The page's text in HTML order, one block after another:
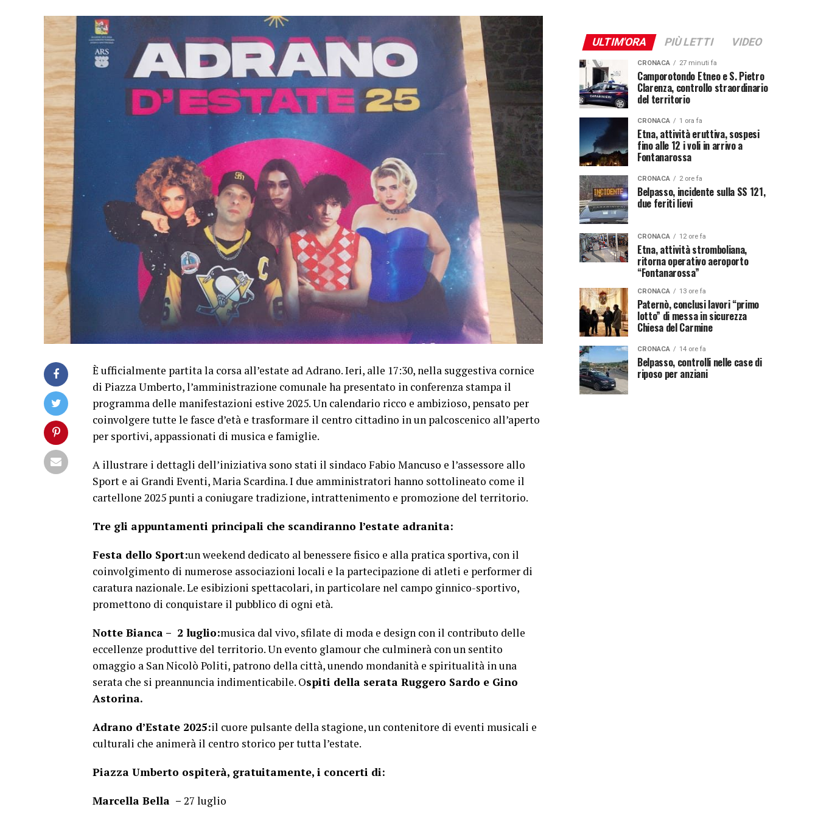
È ufficialmente partita la corsa all’estate ad Adrano. Ieri, alle 17:30, nella suggestiva cornice
di Piazza Umberto, l’amministrazione comunale ha presentato in conferenza stampa il
programma delle manifestazioni estive 2025. Un calendario ricco e ambizioso, pensato per
coinvolgere tutte le fasce d’età e trasformare il centro cittadino in un palcoscenico all’aperto
per sportivi, appassionati di musica e famiglie.
A illustrare i dettagli dell’iniziativa sono stati il sindaco Fabio Mancuso e l’assessore allo
Sport e ai Grandi Eventi, Maria Scardina. I due amministratori hanno sottolineato come il
cartellone 2025 punti a coniugare tradizione, intrattenimento e promozione del territorio.
Tre gli appuntamenti principali che scandiranno l’estate adranita:
Festa dello Sport:un weekend dedicato al benessere fisico e alla pratica sportiva, con il
coinvolgimento di numerose associazioni locali e la partecipazione di atleti e performer di
caratura nazionale. Le esibizioni spettacolari, in particolare nel campo ginnico-sportivo,
promettono di conquistare il pubblico di ogni età.
Notte Bianca – 2 luglio:musica dal vivo, sfilate di moda e design con il contributo delle
eccellenze produttive del territorio. Un evento glamour che culminerà con un sentito
omaggio a San Nicolò Politi, patrono della città, unendo mondanità e spiritualità in una
serata che si preannuncia indimenticabile. Ospiti della serata Ruggero Sardo e Gino
Astorina.
Adrano d’Estate 2025:il cuore pulsante della stagione, un contenitore di eventi musicali e
culturali che animerà il centro storico per tutta l’estate.
Piazza Umberto ospiterà, gratuitamente, i concerti di:
Marcella Bella – 27 luglio
ULTIM'ORA PIÙ LETTI VIDEO
CRONACA 27 minuti fa
Camporotondo Etneo e S. Pietro
Clarenza, controllo straordinario
del territorio
CRONACA 1 ora fa
Etna, attività eruttiva, sospesi
fino alle 12 i voli in arrivo a
Fontanarossa
CRONACA 2 ore fa
Belpasso, incidente sulla SS 121,
due feriti lievi
CRONACA 12 ore fa
Etna, attività stromboliana,
ritorna operativo aeroporto
“Fontanarossa”
CRONACA 13 ore fa
Paternò, conclusi lavori “primo
lotto” di messa in sicurezza
Chiesa del Carmine
CRONACA 14 ore fa
Belpasso, controlli nelle case di
riposo per anziani